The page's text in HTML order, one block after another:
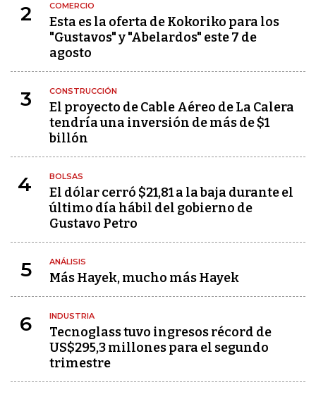
2 COMERCIO
Esta es la oferta de Kokoriko para los
"Gustavos" y "Abelardos" este 7 de
agosto
3 CONSTRUCCIÓN
El proyecto de Cable Aéreo de La Calera
tendría una inversión de más de $1
billón
4 BOLSAS
El dólar cerró $21,81 a la baja durante el
último día hábil del gobierno de
Gustavo Petro
5 ANÁLISIS
Más Hayek, mucho más Hayek
6 INDUSTRIA
Tecnoglass tuvo ingresos récord de
US$295,3 millones para el segundo
trimestre